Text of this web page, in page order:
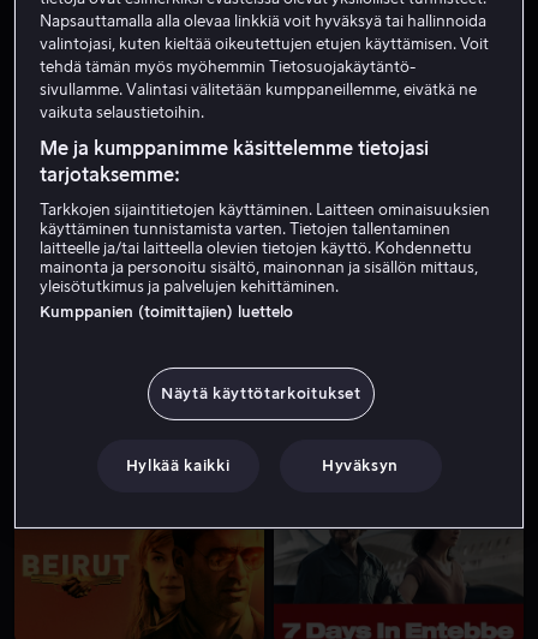
Osta 14,99 €
Ale
Napsauttamalla alla olevaa linkkiä voit hyväksyä tai hallinnoida
valintojasi, kuten kieltää oikeutettujen etujen käyttämisen. Voit
tehdä tämän myös myöhemmin Tietosuojakäytäntö-
sivullamme. Valintasi välitetään kumppaneillemme, eivätkä ne
vaikuta selaustietoihin.
Me ja kumppanimme käsittelemme tietojasi
tarjotaksemme:
Tarkkojen sijaintitietojen käyttäminen. Laitteen ominaisuuksien
käyttäminen tunnistamista varten. Tietojen tallentaminen
laitteelle ja/tai laitteella olevien tietojen käyttö. Kohdennettu
mainonta ja personoitu sisältö, mainonnan ja sisällön mittaus,
yleisötutkimus ja palvelujen kehittäminen.
Kumppanien (toimittajien) luettelo
Näytä käyttötarkoitukset
Hylkää kaikki Hyväksyn